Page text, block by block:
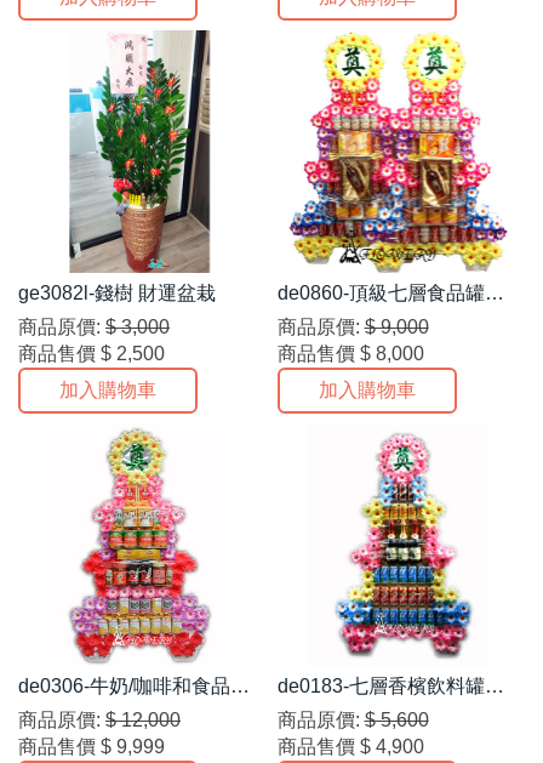
ge3082l-錢樹 財運盆栽
商品原價: $ 3,000
商品售價 $ 2,500
加入購物車
de0860-頂級七層食品罐頭
座(雞精水蜜桃等...)
商品原價: $ 9,000
商品售價 $ 8,000
加入購物車
de0306-牛奶/咖啡和食品頂
級罐頭七層座乙對
商品原價: $ 12,000
商品售價 $ 9,999
de0183-七層香檳飲料罐頭
座乙對
商品原價: $ 5,600
商品售價 $ 4,900